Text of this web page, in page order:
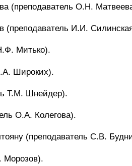
(преподаватель О.Н.
(преподаватель И.И.
Митько).
Широких).
Т.М. Шнейдер).
О.А. Колегова).
(преподаватель С.В.
Морозов).